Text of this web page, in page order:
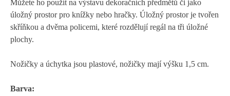
Můžete ho použít na výstavu dekoračních předmětů či jako
úložný prostor pro knížky nebo hračky. Úložný prostor je tvořen
skříňkou a dvěma policemi, které rozdělují regál na tři úložné
plochy.
Nožičky a úchytka jsou plastové, nožičky mají výšku 1,5 cm.
Barva: